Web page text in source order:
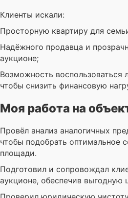
Клиенты искали:
Просторную квартиру для
Надёжного продавца и
аукционе;
Возможность воспользоваться
чтобы снизить финансовую
Моя работа на
Провёл анализ аналогичных
чтобы подобрать оптимальное
площади.
Подготовил и сопровождал
аукционе, обеспечив